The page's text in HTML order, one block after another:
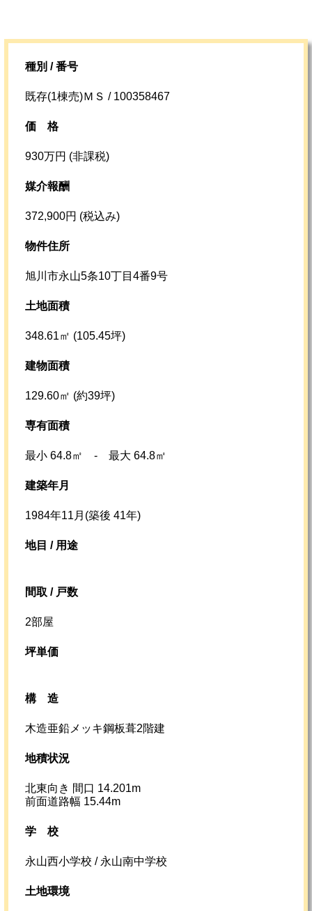
種別 / 番号
既存(1棟売)ＭＳ / 100358467
価格
930万円 (非課税)
媒介報酬
372,900円 (税込み)
物件住所
旭川市永山5条10丁目4番9号
土地面積
348.61㎡ (105.45坪)
建物面積
129.60㎡ (約39坪)
専有面積
最小 64.8㎡ - 最大 64.8㎡
建築年月
1984年11月(築後 41年)
地目 / 用途
間取 / 戸数
2部屋
坪単価
構造
木造亜鉛メッキ鋼板葺2階建
地積状況
北東向き 間口 14.201m
前面道路幅 15.44m
学校
永山西小学校 / 永山南中学校
土地環境